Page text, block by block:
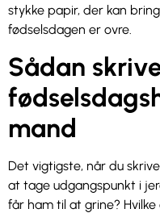
stykke papir, der kan
fødselsdagen er ovre.
Sådan
mand
Det vigtigste, når du
at tage udgangspunkt i
får ham til at grine?